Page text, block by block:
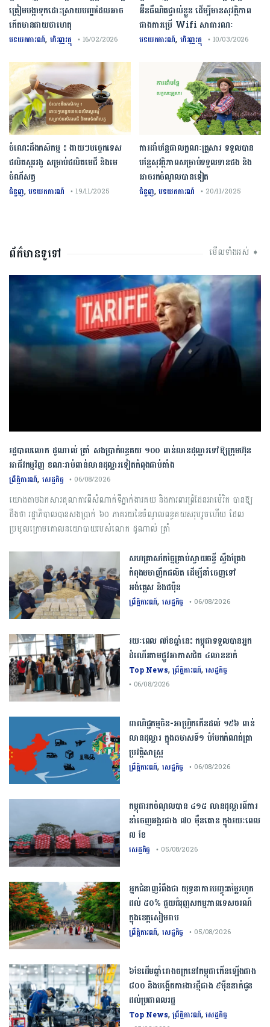
អ៊ីនធឺណិតផ្ទាល់ខ្លួន ដើម្បីមានសុវត្ថិភាព
ជាងការប្រើ Wifi​ សាធារណៈ
បទយកការណ៍, ហិរញ្ញវត្ថុ • 10/03/2026
ត្រៀមបង្កាទុកដោះស្រាយបញ្ហាដែលអាច
កើតមានជាយថាហេតុ
បទយកការណ៍, ហិរញ្ញវត្ថុ • 16/02/2026
ការដាំបន្លែជាលក្ខណៈគ្រួសារ ទទួលបាន
បន្លែសុវត្ថិភាពសម្រាប់ទទួលទានផង និង
អាចរកចំណូលបានទៀត
ជំនួញ,បទយកការណ៍ • 20/11/2025
ចំណេះដឹងកសិកម្ម ៖ ងាយៗបច្ចេកទេស
ផលិតស្កររងូ សម្រាប់ផលិតមេជី និងមេ
ចំណីសត្វ
ជំនួញ,បទយកការណ៍ • 19/11/2025
ព័ត៌មានទូទៅ មើលទាំងអស់ ➧
រដ្ឋបាលលោក ដូណាល់ ត្រាំ សងប្រាក់ពន្ធគយ ១០០ ពាន់លានដុល្លារទៅឱ្យក្រុមហ៊ុន
អាជីវកម្មវិញ ខណៈរាប់ពាន់លានដុល្លារទៀតកំពុងជាប់គាំង
ព្រឹត្តិការណ៍, សេដ្ឋកិច្ច • 06/08/2026
យោងតាមឯកសារតុលាការពីសំណាក់ទីភ្នាក់ងារគយ និងការពារព្រំដែនអាម៉េរិក បានឱ្យ
ដឹងថា រដ្ឋាភិបាលបានសងប្រាក់ ៦០ ភាគរយនៃចំណូលពន្ធគយសរុបរួចហើយ ដែល
ប្រមូលក្រោមគោលនយោបាយរបស់លោក ដូណាល់ ត្រាំ
សហគ្រាសកែច្នៃគ្រាប់ស្វាយចន្ទី ស្ទឹងត្រែង
កំពុងមមាញឹកផលិត ដើម្បីនាំចេញទៅ
អង់គ្លេស និងជប៉ុន
ព្រឹត្តិការណ៍, សេដ្ឋកិច្ច • 06/08/2026
រយៈពេល ៧ខែឆ្នាំនេះ កម្ពុជាទទួលបានអ្នក
ដំណើរតាមផ្លូវអាកាសជិត ៤លាននាក់
Top News,ព្រឹត្តិការណ៍,សេដ្ឋកិច្ច
• 06/08/2026
ពាណិជ្ជកម្ម​ចិន​-​អាហ្វ្រិក​កើន​ដល់​ ​១៩៦​ ​ពាន់​
លាន​ដុល្លារ​ ក្នុង​ឆមាស​ទី​១​ ​បំបែក​កំណត់ត្រា​
ប្រវត្តិសាស្ត្រ​
ព្រឹត្តិការណ៍, សេដ្ឋកិច្ច • 06/08/2026
កម្ពុជារកចំណូលបាន ៤១៥ លានដុល្លារពីការ
នាំចេញអង្ករជាង ៧០ ម៉ឺនតោន ក្នុងរយៈពេល
៧ ខែ
សេដ្ឋកិច្ច • 05/08/2026
អ្នកជំនាញ​រំពឹង​ថា​ ​យុទ្ធនាការ​បញ្ចុះ​តម្លៃ​រហូត
ដល់​ ​៥០​% ​ជួយ​ជំរុញ​សកម្មភាព​ទេសចរណ៍​
ក្នុង​ខេត្ត​សៀមរាប​
ព្រឹត្តិការណ៍, សេដ្ឋកិច្ច • 05/08/2026
៦ខែដើមឆ្នាំរោងចក្រនៅកម្ពុជាកើនឡើងជាង
៨០០ និងបង្កើតការងារថ្មីជាង ៩ម៉ឺននាក់ជូន
ដល់ប្រជាពលរដ្ឋ
Top News,ព្រឹត្តិការណ៍,សេដ្ឋកិច្ច